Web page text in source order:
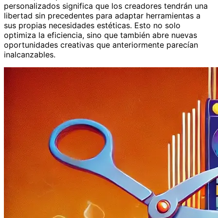
personalizados significa que los creadores tendrán una
libertad sin precedentes para adaptar herramientas a
sus propias necesidades estéticas. Esto no solo
optimiza la eficiencia, sino que también abre nuevas
oportunidades creativas que anteriormente parecían
inalcanzables.